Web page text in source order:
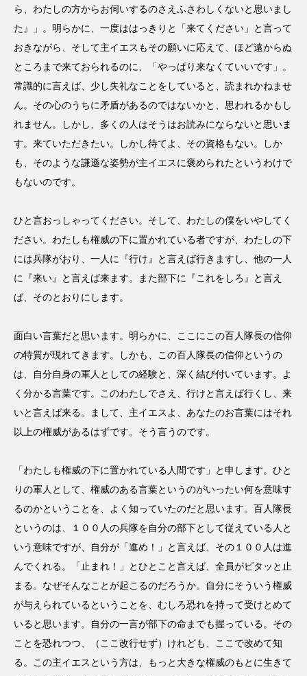
ら、わたしの方からお伺いするのさえふさわしくないと思いまし
た』」。明らかに、一度ははっきりと「来てください」と言って
おきながら、そして主イエスもその願いに応えて、ほど遠からぬ
ところまで来ておられるのに、「やっぱり来なくていいです」。
常識的に言えば、少し失礼なことをしていると、読まれかねませ
ん。その心のうちに矛盾があるのではないかと、思われるかもし
れません。しかし、多くの人はそうはお読みにならないと思いま
す。来ていただきたい。しかし待てよ、その資格もない。しか
も、そのような謙遜な姿勢が主イエスに褒められたというわけで
もないのです。
ひと言おっしゃってください。そして、わたしの僕をいやしてく
ださい。わたしも権威の下に置かれている者ですが、わたしの下
には兵隊がおり、一人に『行け』と言えば行きますし、他の一人
に『来い』と言えば来ます。また部下に『これをしろ』と言え
ば、そのとおりにします。
面白い言葉だと思います。明らかに、ここにこの百人隊長の信仰
の特質が現れてきます。しかも、この百人隊長の信仰というの
は、自分自身の軍人としての経験と、深く結び付いています。よ
く分かる言葉です。このわたしでさえ、行けと言えば行くし、来
いと言えば来る。まして、主イエスよ、あなたのお言葉にはそれ
以上の権威があるはずです。そう言うのです。
「わたしも権威の下に置かれている人間です」と申します。ひと
りの軍人として、権威のある言葉というのがいったい何を意味す
るのかということを、よく知っていたのだと思います。百人隊長
というのは、１００人の兵隊を自分の部下として従えている人と
いう意味ですが、自分が「進め！」と言えば、その１００人は進
んでくれる。「止まれ！」とひとこと言えば、全員がピタッと止
まる。なぜそんなことが起こるのだろうか。自分にそういう権威
が与えられているということを、むしろ恐れを持って受けとめて
いると思います。自分の一言が部下の命までも握っている。その
ことを恐れつつ、（ここ改行せず）けれども、ここで改めて知
る。この主イエスという方は、もっと大きな権威のもとに生きて